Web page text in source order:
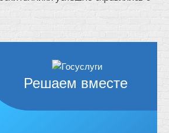
Решаем вместе